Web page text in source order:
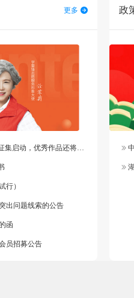
更多
优秀作品还将纳入官方作品库
行）
出问题线索的公告
函
员招募公告
政